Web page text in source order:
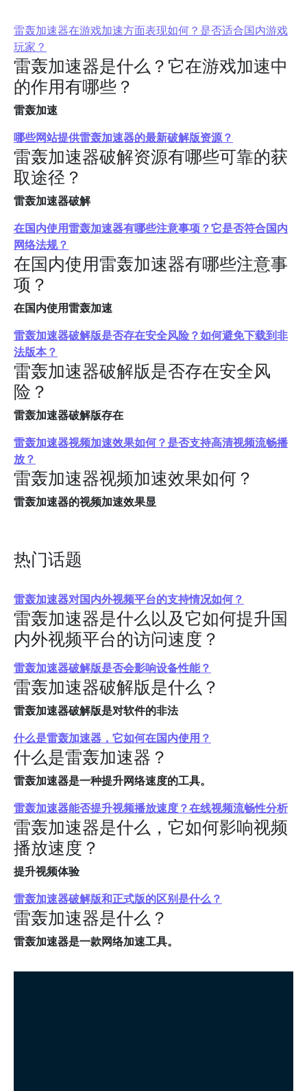
雷轰加速器在游戏加速方面表现如何？是否适合国内游戏
玩家？
雷轰加速器是什么？它在游戏加速中
的作用有哪些？
雷轰加速
哪些网站提供雷轰加速器的最新破解版资源？
雷轰加速器破解资源有哪些可靠的获
取途径？
雷轰加速器破解
在国内使用雷轰加速器有哪些注意事项？它是否符合国内
网络法规？
在国内使用雷轰加速器有哪些注意事
项？
在国内使用雷轰加速
雷轰加速器破解版是否存在安全风险？如何避免下载到非
法版本？
雷轰加速器破解版是否存在安全风
险？
雷轰加速器破解版存在
雷轰加速器视频加速效果如何？是否支持高清视频流畅播
放？
雷轰加速器视频加速效果如何？
雷轰加速器的视频加速效果显
热门话题
雷轰加速器对国内外视频平台的支持情况如何？
雷轰加速器是什么以及它如何提升国
内外视频平台的访问速度？
雷轰加速器破解版是否会影响设备性能？
雷轰加速器破解版是什么？
雷轰加速器破解版是对软件的非法
什么是雷轰加速器，它如何在国内使用？
什么是雷轰加速器？
雷轰加速器是一种提升网络速度的工具。
雷轰加速器能否提升视频播放速度？在线视频流畅性分析
雷轰加速器是什么，它如何影响视频
播放速度？
提升视频体验
雷轰加速器破解版和正式版的区别是什么？
雷轰加速器是什么？
雷轰加速器是一款网络加速工具。